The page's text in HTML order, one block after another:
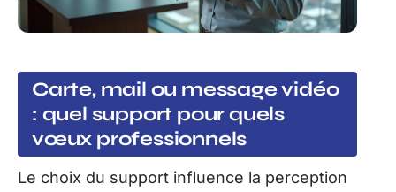
Carte, mail ou message vidéo
: quel support pour quels
vœux professionnels
Le choix du support influence la perception